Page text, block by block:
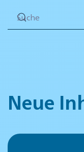
Neue